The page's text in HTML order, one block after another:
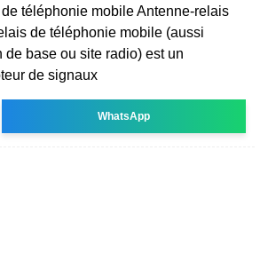
téléphonie mobile Antenne-relais
de téléphonie mobile (aussi
de base ou site radio) est un
de signaux
WhatsApp